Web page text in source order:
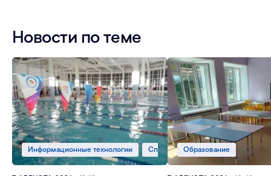
Новости по теме
Информационные технологии Спорт Образование